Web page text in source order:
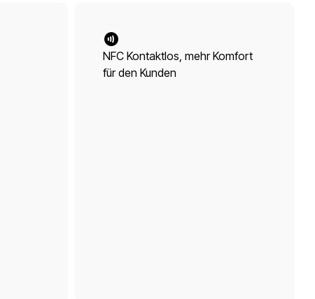
NFC Kontaktlos, mehr Komfort
für den Kunden